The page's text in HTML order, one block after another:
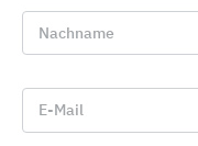
Nachname
E-Mail